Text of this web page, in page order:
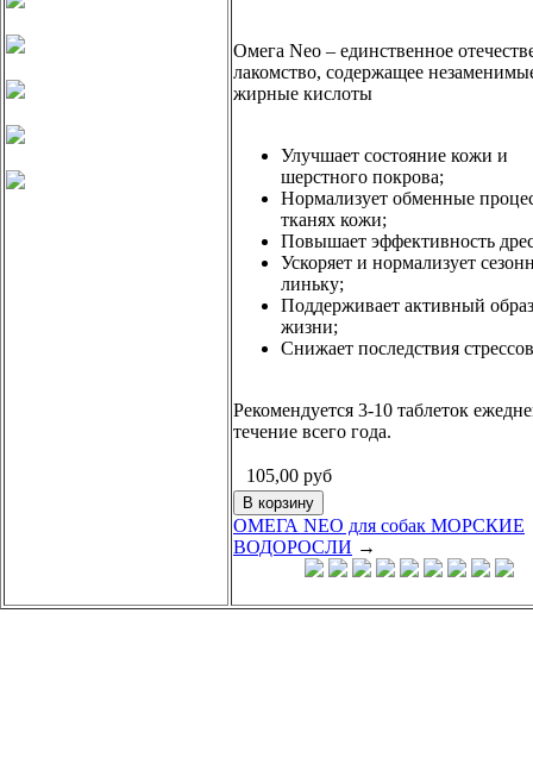
Омега Neo – единственное
лакомство, содержащее
жирные кислоты
Улучшает состояние кожи и
шерстного покрова;
Нормализует обменные
тканях кожи;
Повышает эффективность
Ускоряет и нормализует
линьку;
Поддерживает активный образ
жизни;
Снижает последствия
Рекомендуется 3-10 таблеток
течение всего года.
105,00 руб
ОМЕГА NEO для собак МОРСКИЕ
ВОДОРОСЛИ →